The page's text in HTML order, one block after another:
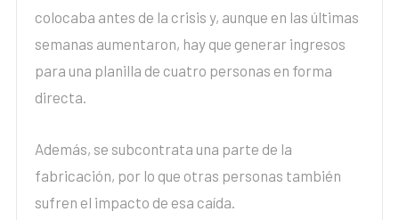
colocaba antes de la crisis y, aunque en las últimas
semanas aumentaron, hay que generar ingresos
para una planilla de cuatro personas en forma
directa.
Además, se subcontrata una parte de la
fabricación, por lo que otras personas también
sufren el impacto de esa caída.